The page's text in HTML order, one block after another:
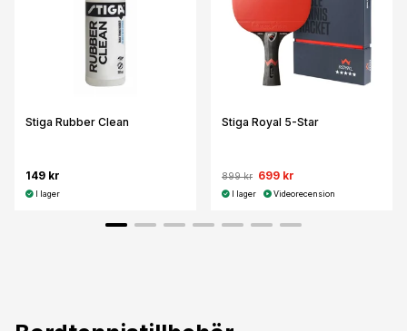
Stiga Rubber Clean
149 kr
I lager
Stiga Royal 5-Star
899 kr 699 kr
I lager Videorecension